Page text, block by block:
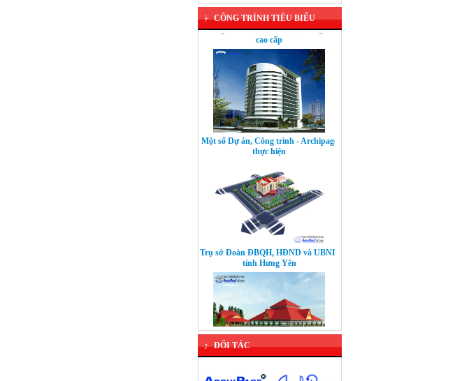
CÔNG TRÌNH TIÊU BIỂU
Dự án: Trung tâm thương mại Hồng
Kông, Khách sạn, Căn hộ chung cư
cao cấp
Một số Dự án, Công trình - Archipage
thực hiện
Trụ sở Đoàn ĐBQH, HĐND và UBND
tỉnh Hưng Yên
Dự án: Bảo tồn Quần thể di tích kiến
Cung Lỗ Giang
ĐỐI TÁC